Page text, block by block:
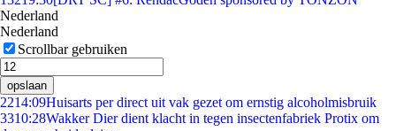
Nederland
Nederland
Scrollbar gebruiken
opslaan
2214:09Huisarts per direct uit vak gezet om ernstig alcoholmisbruik
3310:28Wakker Dier dient klacht in tegen insectenfabriek Protix om